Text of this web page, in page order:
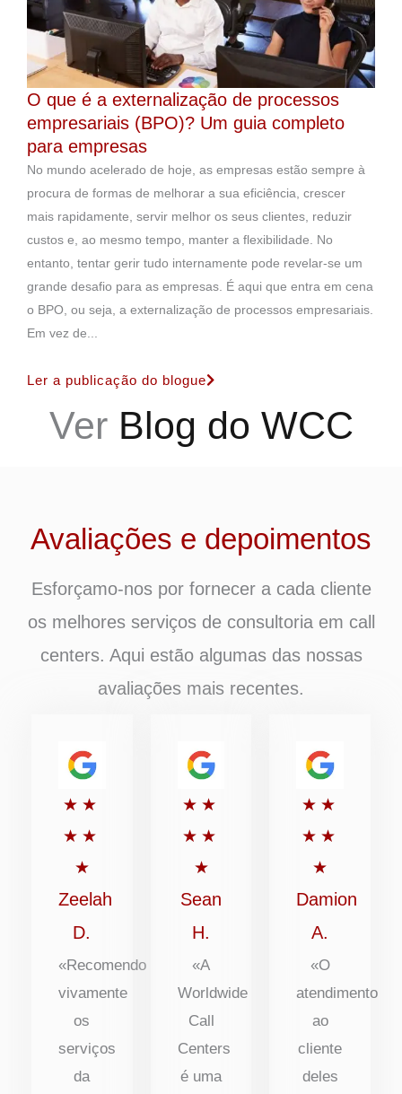
O que é a externalização de processos
empresariais (BPO)? Um guia completo
para empresas
No mundo acelerado de hoje, as empresas estão sempre à
procura de formas de melhorar a sua eficiência, crescer
mais rapidamente, servir melhor os seus clientes, reduzir
custos e, ao mesmo tempo, manter a flexibilidade. No
entanto, tentar gerir tudo internamente pode revelar-se um
grande desafio para as empresas. É aqui que entra em cena
o BPO, ou seja, a externalização de processos empresariais.
Em vez de...
Ler a publicação do blogue
Ver Blog do WCC
Avaliações e depoimentos
Esforçamo-nos por fornecer a cada cliente
os melhores serviços de consultoria em call
centers. Aqui estão algumas das nossas
avaliações mais recentes.
★ ★
★ ★
★
Classificado
com
5
de
Zeelah
D.
«Recomendo
vivamente
os
serviços
da
★ ★
★ ★
★
Classificado
com
5
de
Sean
H.
«A
Worldwide
Call
Centers
é uma
★ ★
★ ★
★
com
de
Damion
A.
«O
atendimento
ao
cliente
deles